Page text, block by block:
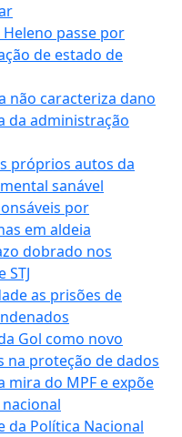
passe por
de estado de
não caracteriza dano
da administração
próprios autos da
sanável
por
em aldeia
dobrado nos
as prisões de
Gol como novo
proteção de dados
mira do MPF e expõe
Política Nacional